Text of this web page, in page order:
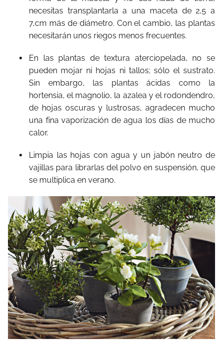
necesitas transplantarla a una maceta de 2,5 a
7,cm más de diámetro. Con el cambio, las plantas
necesitarán unos riegos menos frecuentes.
En las plantas de textura aterciopelada, no se
pueden mojar ni hojas ni tallos; sólo el sustrato.
Sin embargo, las plantas ácidas como la
hortensia, el magnolio, la azalea y el rodondendro,
de hojas oscuras y lustrosas, agradecen mucho
una fina vaporización de agua los días de mucho
calor.
Limpia las hojas con agua y un jabón neutro de
vajillas para librarlas del polvo en suspensión, que
se multiplica en verano.